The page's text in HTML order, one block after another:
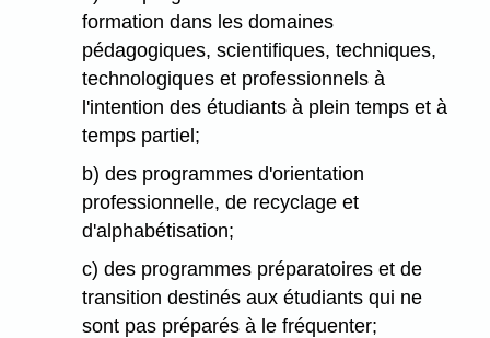
formation dans les domaines
pédagogiques, scientifiques, techniques,
technologiques et professionnels à
l'intention des étudiants à plein temps et à
temps partiel;
b) des programmes d'orientation
professionnelle, de recyclage et
d'alphabétisation;
c) des programmes préparatoires et de
transition destinés aux étudiants qui ne
sont pas préparés à le fréquenter;